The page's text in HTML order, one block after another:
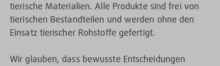
tierische Materialien. Alle Produkte sind frei von
tierischen Bestandteilen und werden ohne den
Einsatz tierischer Rohstoffe gefertigt.
Wir glauben, dass bewusste Entscheidungen